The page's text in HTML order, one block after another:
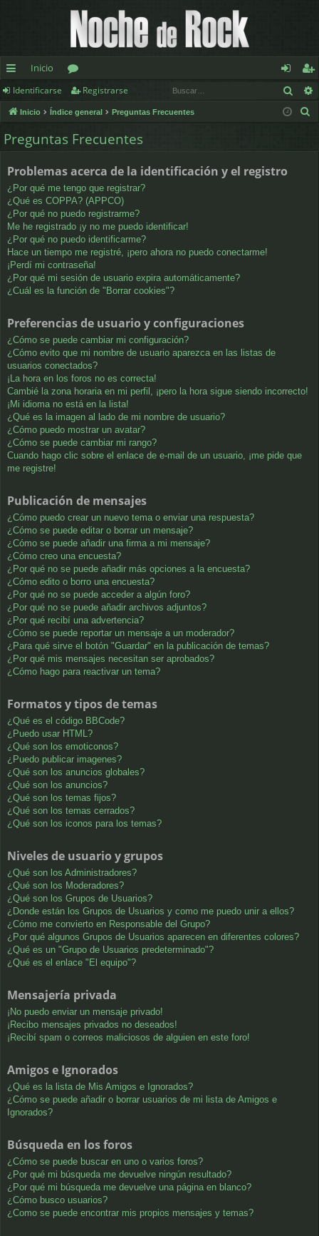
nl
ac
es
pi
d
os
Inicio
or
os
de
nt
eg
ist
Identificarse Registrarse
Inicio Índice general Preguntas Frecuentes
Preguntas Frecuentes
Problemas acerca de la identificación y el registro
¿Por qué me tengo que registrar?
¿Qué es COPPA? (APPCO)
¿Por qué no puedo registrarme?
Me he registrado ¡y no me puedo identificar!
¿Por qué no puedo identificarme?
Hace un tiempo me registré, ¡pero ahora no puedo conectarme!
¡Perdí mi contraseña!
¿Por qué mi sesión de usuario expira automáticamente?
¿Cuál es la función de "Borrar cookies"?
Preferencias de usuario y configuraciones
¿Cómo se puede cambiar mi configuración?
¿Cómo evito que mi nombre de usuario aparezca en las listas de
usuarios conectados?
¡La hora en los foros no es correcta!
Cambié la zona horaria en mi perfil, ¡pero la hora sigue siendo incorrecto!
¡Mi idioma no está en la lista!
¿Qué es la imagen al lado de mi nombre de usuario?
¿Cómo puedo mostrar un avatar?
¿Cómo se puede cambiar mi rango?
Cuando hago clic sobre el enlace de e-mail de un usuario, ¡me pide que
me registre!
Publicación de mensajes
¿Cómo puedo crear un nuevo tema o enviar una respuesta?
¿Cómo se puede editar o borrar un mensaje?
¿Cómo se puede añadir una firma a mi mensaje?
¿Cómo creo una encuesta?
¿Por qué no se puede añadir más opciones a la encuesta?
¿Cómo edito o borro una encuesta?
¿Por qué no se puede acceder a algún foro?
¿Por qué no se puede añadir archivos adjuntos?
¿Por qué recibí una advertencia?
¿Cómo se puede reportar un mensaje a un moderador?
¿Para qué sirve el botón "Guardar" en la publicación de temas?
¿Por qué mis mensajes necesitan ser aprobados?
¿Cómo hago para reactivar un tema?
Formatos y tipos de temas
¿Qué es el código BBCode?
¿Puedo usar HTML?
¿Qué son los emoticonos?
¿Puedo publicar imagenes?
¿Qué son los anuncios globales?
¿Qué son los anuncios?
¿Qué son los temas fijos?
¿Qué son los temas cerrados?
¿Qué son los iconos para los temas?
Niveles de usuario y grupos
¿Qué son los Administradores?
¿Qué son los Moderadores?
¿Qué son los Grupos de Usuarios?
¿Donde están los Grupos de Usuarios y como me puedo unir a ellos?
¿Cómo me convierto en Responsable del Grupo?
¿Por qué algunos Grupos de Usuarios aparecen en diferentes colores?
¿Qué es un "Grupo de Usuarios predeterminado"?
¿Qué es el enlace "El equipo"?
Mensajería privada
¡No puedo enviar un mensaje privado!
¡Recibo mensajes privados no deseados!
¡Recibí spam o correos maliciosos de alguien en este foro!
Amigos e Ignorados
¿Qué es la lista de Mis Amigos e Ignorados?
¿Cómo se puede añadir o borrar usuarios de mi lista de Amigos e
Ignorados?
Búsqueda en los foros
¿Cómo se puede buscar en uno o varios foros?
¿Por qué mi búsqueda me devuelve ningún resultado?
¿Por qué mi búsqueda me devuelve una página en blanco?
¿Cómo busco usuarios?
¿Como se puede encontrar mis propios mensajes y temas?